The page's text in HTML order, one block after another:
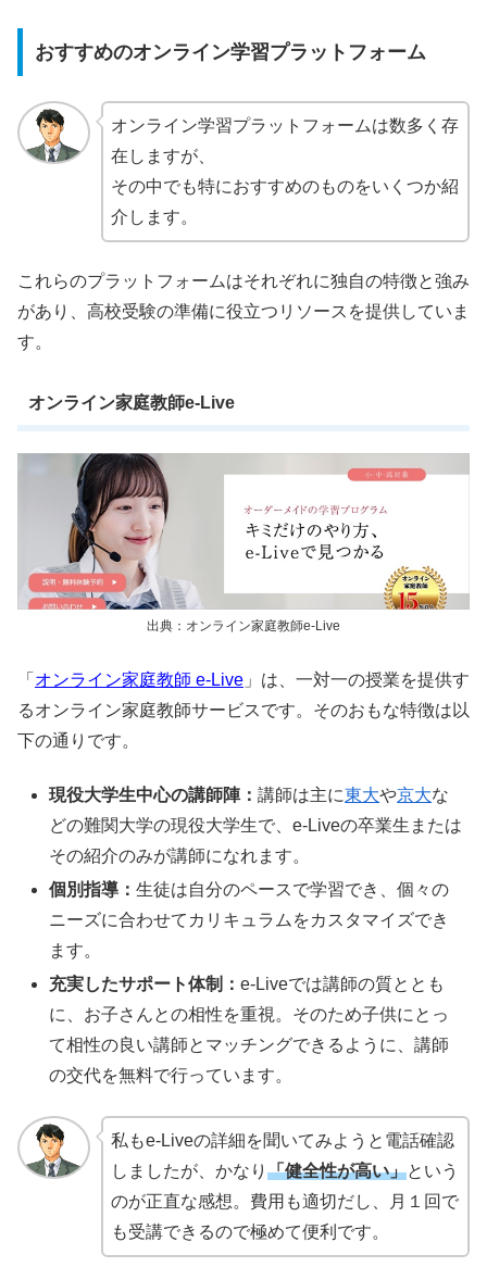
おすすめのオンライン学習プラットフォーム
オンライン学習プラットフォームは数多く存
在しますが、
その中でも特におすすめのものをいくつか紹
介します。
これらのプラットフォームはそれぞれに独自の特徴と強み
があり、高校受験の準備に役立つリソースを提供していま
す。
オンライン家庭教師e-Live
出典：オンライン家庭教師e-Live
「 オンライン家庭教師 e-Live 」は、一対一の授業を提供す
るオンライン家庭教師サービスです。そのおもな特徴は以
下の通りです。
現役大学生中心の講師陣：講師は主に東大や京大な
どの難関大学の現役大学生で、e-Liveの卒業生または
その紹介のみが講師になれます。
個別指導：生徒は自分のペースで学習でき、個々の
ニーズに合わせてカリキュラムをカスタマイズでき
ます。
充実したサポート体制：e-Liveでは講師の質ととも
に、お子さんとの相性を重視。そのため子供にとっ
て相性の良い講師とマッチングできるように、講師
の交代を無料で行っています。
私もe-Liveの詳細を聞いてみようと電話確認
しましたが、かなり 「健全性が高い」という
のが正直な感想。費用も適切だし、月１回で
も受講できるので極めて便利です。